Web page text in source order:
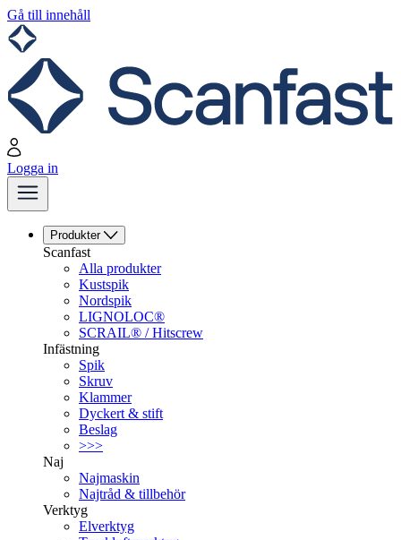
Gå till innehåll
Logga in
Produkter
Scanfast
Alla produkter
Kustspik
Nordspik
LIGNOLOC®
SCRAIL® / Hitscrew
Infästning
Spik
Skruv
Klammer
Dyckert & stift
Beslag
>>>
Naj
Najmaskin
Najtråd & tillbehör
Verktyg
Elverktyg